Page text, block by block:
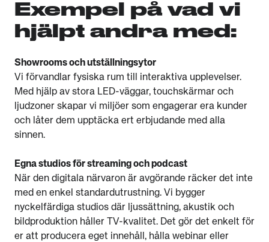
Exempel på vad vi
hjälpt andra med:
Showrooms och utställningsytor
Vi förvandlar fysiska rum till interaktiva upplevelser.
Med hjälp av stora LED-väggar, touchskärmar och
ljudzoner skapar vi miljöer som engagerar era kunder
och låter dem upptäcka ert erbjudande med alla
sinnen.
Egna studios för streaming och podcast
När den digitala närvaron är avgörande räcker det inte
med en enkel standardutrustning. Vi bygger
nyckelfärdiga studios där ljussättning, akustik och
bildproduktion håller TV-kvalitet. Det gör det enkelt för
er att producera eget innehåll, hålla webinar eller